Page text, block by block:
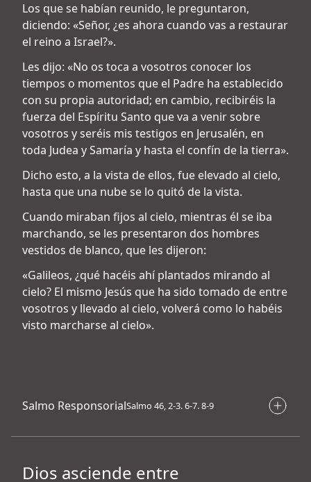
Los que se habían reunido, le preguntaron,
diciendo: «Señor, ¿es ahora cuando vas a restaurar
el reino a Israel?».
Les dijo: «No os toca a vosotros conocer los
tiempos o momentos que el Padre ha establecido
con su propia autoridad; en cambio, recibiréis la
fuerza del Espíritu Santo que va a venir sobre
vosotros y seréis mis testigos en Jerusalén, en
toda Judea y Samaría y hasta el confín de la tierra».
Dicho esto, a la vista de ellos, fue elevado al cielo,
hasta que una nube se lo quitó de la vista.
Cuando miraban fijos al cielo, mientras él se iba
marchando, se les presentaron dos hombres
vestidos de blanco, que les dijeron:
«Galileos, ¿qué hacéis ahí plantados mirando al
cielo? El mismo Jesús que ha sido tomado de entre
vosotros y llevado al cielo, volverá como lo habéis
visto marcharse al cielo».
Salmo ResponsorialSalmo 46, 2-3. 6-7. 8-9
Dios asciende entre